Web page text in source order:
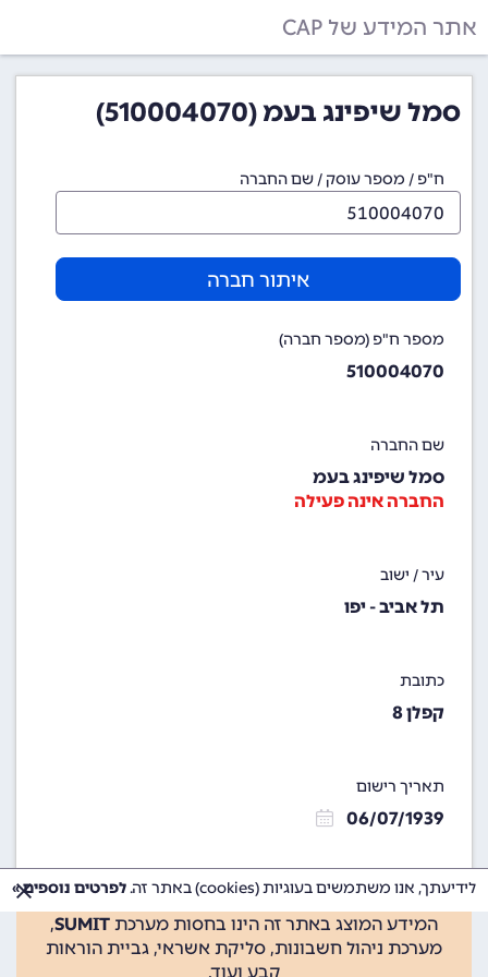
אתר המידע של CAP
סמל שיפינג בעמ (510004070)
ח"פ / מספר עוסק / שם החברה
איתור חברה
מספר ח"פ (מספר חברה)
510004070
שם החברה
סמל שיפינג בעמ
החברה אינה פעילה
עיר / ישוב
תל אביב - יפו
כתובת
קפלן 8
תאריך רישום
06/07/1939
המידע המוצג באתר זה הינו בחסות מערכת SUMIT
,
מערכת ניהול חשבונות, סליקת אשראי, גביית הוראות
קבע ועוד.
לידיעתך, אנו משתמשים בעוגיות (cookies) באתר זה. לפרטים נוספים »